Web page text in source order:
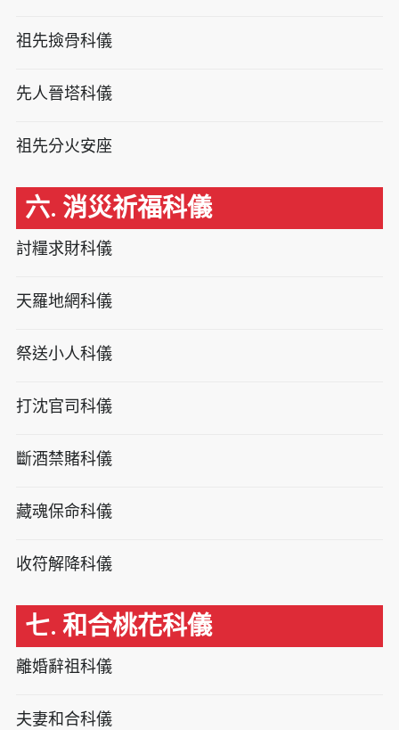
祖先撿骨科儀
先人晉塔科儀
祖先分火安座
六. 消災祈福科儀
討糧求財科儀
天羅地網科儀
祭送小人科儀
打沈官司科儀
斷酒禁賭科儀
藏魂保命科儀
收符解降科儀
七. 和合桃花科儀
離婚辭祖科儀
夫妻和合科儀